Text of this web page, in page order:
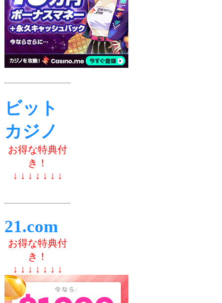
ビット
カジノ
お得な特典付
き！
↓ ↓ ↓ ↓ ↓ ↓ ↓
21.com
お得な特典付
き！
↓ ↓ ↓ ↓ ↓ ↓ ↓